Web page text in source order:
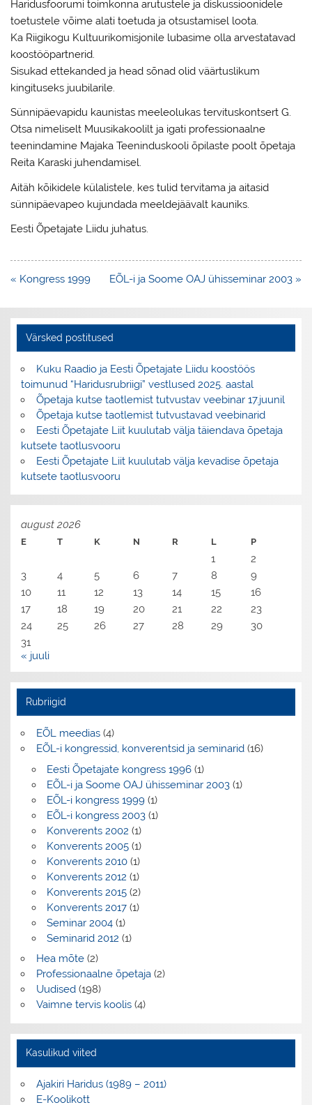
Haridusfoorumi toimkonna arutustele ja diskussioonidele
toetustele võime alati toetuda ja otsustamisel loota.
Ka Riigikogu Kultuurikomisjonile lubasime olla arvestatavad
koostööpartnerid.
Sisukad ettekanded ja head sõnad olid väärtuslikum
kingituseks juubilarile.
Sünnipäevapidu kaunistas meeleolukas tervituskontsert G.
Otsa nimeliselt Muusikakoolilt ja igati professionaalne
teenindamine Majaka Teeninduskooli õpilaste poolt õpetaja
Reita Karaski juhendamisel.
Aitäh kõikidele külalistele, kes tulid tervitama ja aitasid
sünnipäevapeo kujundada meeldejäävalt kauniks.
Eesti Õpetajate Liidu juhatus.
Navigeerimine
« Kongress 1999 EÕL-i ja Soome OAJ ühisseminar 2003 »
Värsked postitused
Kuku Raadio ja Eesti Õpetajate Liidu koostöös
toimunud “Haridusrubriigi” vestlused 2025. aastal
Õpetaja kutse taotlemist tutvustav veebinar 17.juunil
Õpetaja kutse taotlemist tutvustavad veebinarid
Eesti Õpetajate Liit kuulutab välja täiendava õpetaja
kutsete taotlusvooru
Eesti Õpetajate Liit kuulutab välja kevadise õpetaja
kutsete taotlusvooru
august 2026
E T K N R L P
1
2
3
4 5 6 7 8
9
10
11 12 13 14 15
16
17
18 19 20 21 22
23
24
25 26 27 28 29
30
31
« juuli
Rubriigid
EÕL meedias(4)
EÕL-i kongressid, konverentsid ja seminarid(16)
Eesti Õpetajate kongress 1996(1)
EÕL-i ja Soome OAJ ühisseminar 2003(1)
EÕL-i kongress 1999(1)
EÕL-i kongress 2003(1)
Konverents 2002 (1)
Konverents 2005(1)
Konverents 2010(1)
Konverents 2012 (1)
Konverents 2015(2)
Konverents 2017(1)
Seminar 2004(1)
Seminarid 2012 (1)
Hea mõte(2)
Professionaalne õpetaja(2)
Uudised(198)
Vaimne tervis koolis(4)
Kasulikud viited
Ajakiri Haridus (1989 – 2011)
E-Koolikott